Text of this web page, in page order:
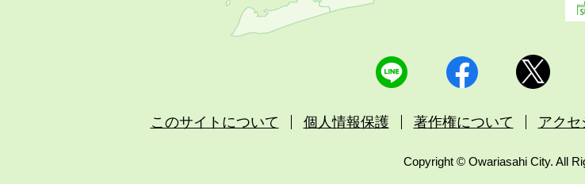
このサイトについて 個人情報保護 著作権について アクセ
Copyright © Owariasahi City. All